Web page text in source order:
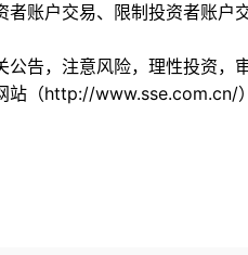
者账户交易、限制投资者账户
公告，注意风险，理性投资，
站（http://www.sse.com.cn/